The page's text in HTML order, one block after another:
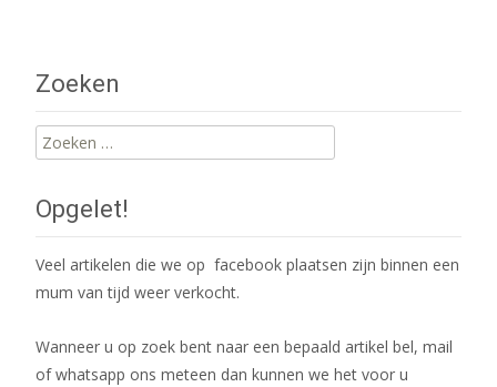
Zoeken
Zoeken
naar:
Opgelet!
Veel artikelen die we op facebook plaatsen zijn binnen een
mum van tijd weer verkocht.
Wanneer u op zoek bent naar een bepaald artikel bel, mail
of whatsapp ons meteen dan kunnen we het voor u